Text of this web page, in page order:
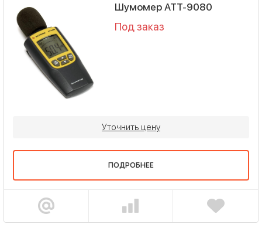
Шумомер АТТ-9080
Под заказ
Уточнить цену
ПОДРОБНЕЕ